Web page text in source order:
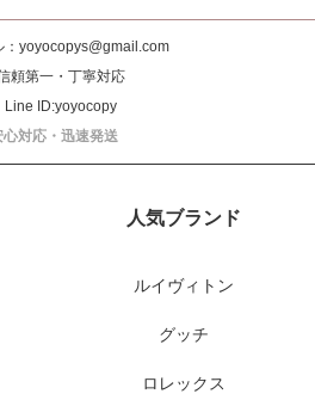
yoyocopys@gmail.com
頼第一・丁寧対応
Line ID:yoyocopy
心対応・迅速発送
人気ブランド
ルイヴィトン
グッチ
ロレックス